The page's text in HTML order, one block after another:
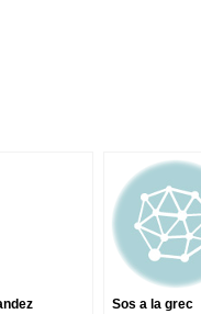
Sos a la grec